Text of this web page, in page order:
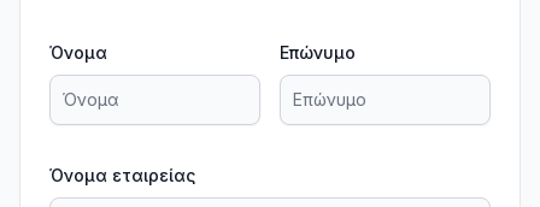
Όνομα Επώνυμο
Όνομα εταιρείας